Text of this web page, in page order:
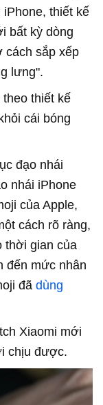
thiết kế
bất kỳ dòng
cách sắp xếp
lưng".
thiết kế
cái bóng
đạo nhái
nhái iPhone
của Apple,
cách rõ ràng,
thời gian của
đến mức nhân
đã dùng
Xiaomi mới
chịu được.